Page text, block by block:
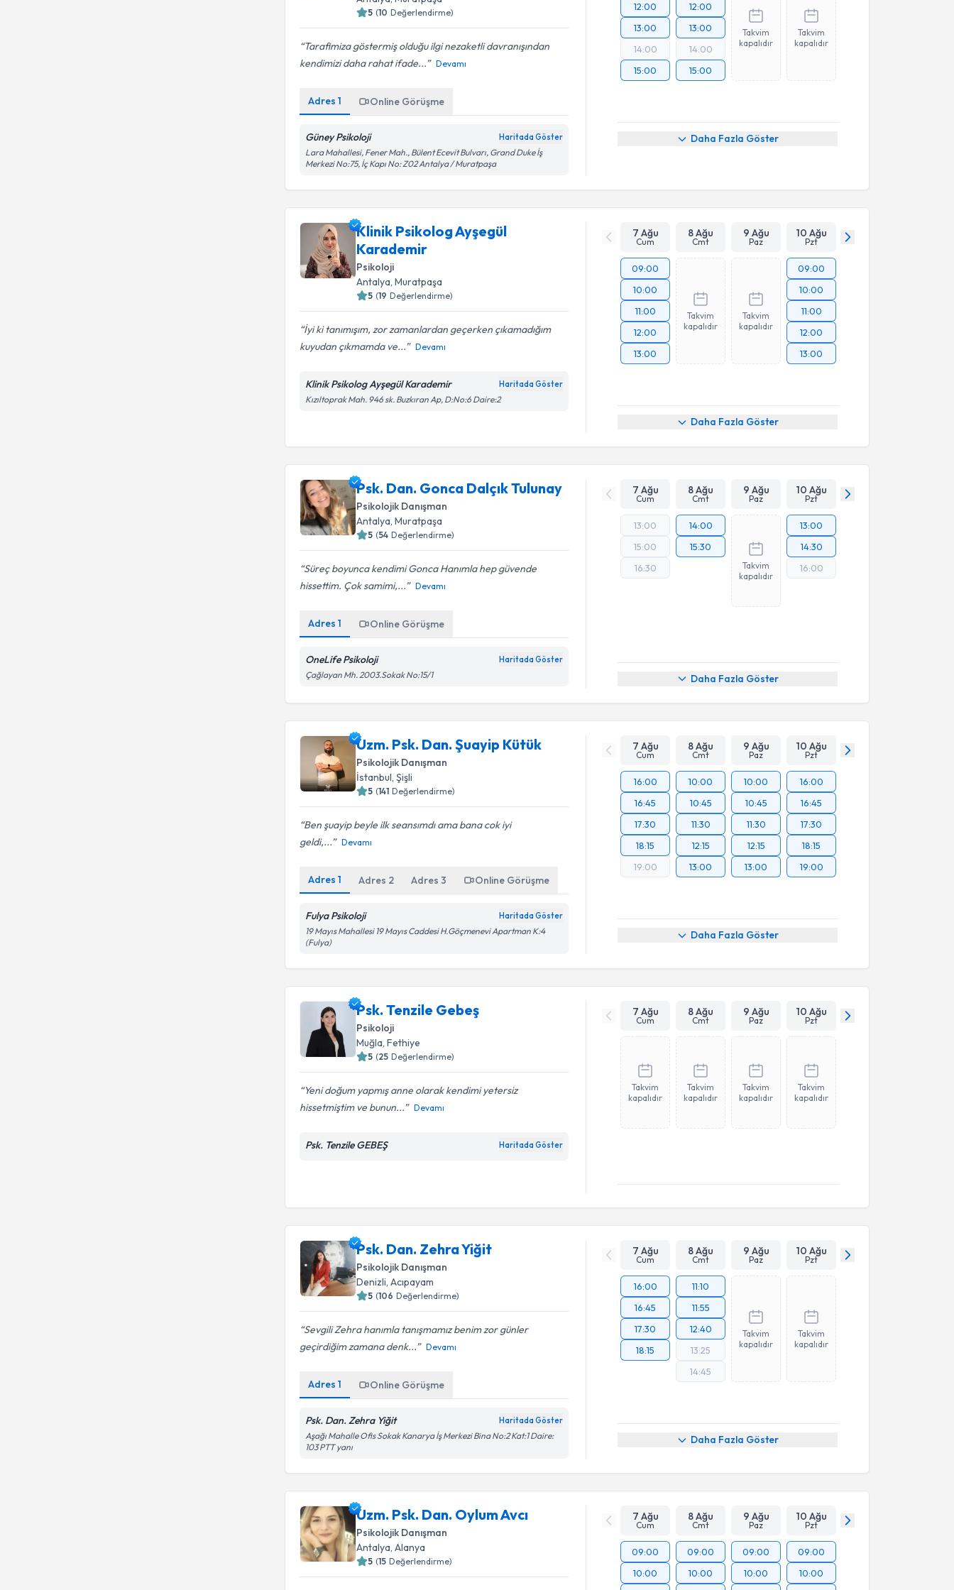
5 (10 Değerlendirme)
Tarafimiza göstermiş olduğu ilgi nezaketli davranışından
kendimizi daha rahat ifade...
Devamı
Adres1 Online Görüşme
Güney Psikoloji Haritada Göster
Lara Mahallesi, Fener Mah., Bülent Ecevit Bulvarı, Grand Duke İş
Merkezi No:75, İç Kapı No: Z02 Antalya / Muratpaşa
12:00
13:00
14:00
15:00
12:00
13:00
14:00
15:00
Takvim
kapalıdır
Takvim
kapalıdır
Daha Fazla Göster
Klinik Psikolog Ayşegül
Karademir
Psikoloji
Antalya, Muratpaşa
5 (19 Değerlendirme)
İyi ki tanımışım, zor zamanlardan geçerken çıkamadığım
kuyudan çıkmamda ve...
Devamı
Klinik Psikolog Ayşegül Karademir Haritada Göster
Kızıltoprak Mah. 946 sk. Buzkıran Ap, D:No:6 Daire:2
7 Ağu
Cum
8 Ağu
Cmt
9 Ağu
Paz
10 Ağu
Pzt
09:00
10:00
11:00
12:00
13:00
Takvim
kapalıdır
Takvim
kapalıdır
09:00
10:00
11:00
12:00
13:00
Daha Fazla Göster
Psk. Dan. Gonca Dalçık Tulunay
Psikolojik Danışman
Antalya , Muratpaşa
5 (54 Değerlendirme)
Süreç boyunca kendimi Gonca Hanımla hep güvende
hissettim. Çok samimi,...
Devamı
Adres1 Online Görüşme
OneLife Psikoloji Haritada Göster
Çağlayan Mh. 2003.Sokak No:15/1
7 Ağu
Cum
8 Ağu
Cmt
9 Ağu
Paz
10 Ağu
Pzt
13:00
15:00
16:30
14:00
15:30
Takvim
kapalıdır
13:00
14:30
16:00
Daha Fazla Göster
Uzm. Psk. Dan. Şuayip Kütük
Psikolojik Danışman
İstanbul, Şişli
5 (141 Değerlendirme)
Ben şuayip beyle ilk seansımdı ama bana cok iyi
geldi,...
Devamı
Adres1 Adres 2 Adres3 Online Görüşme
Fulya Psikoloji Haritada Göster
19 Mayıs Mahallesi 19 Mayıs Caddesi H.Göçmenevi Apartman K:4
(Fulya)
7 Ağu
Cum
8 Ağu
Cmt
9 Ağu
Paz
10 Ağu
Pzt
16:00
16:45
17:30
18:15
19:00
10:00
10:45
11:30
12:15
13:00
10:00
10:45
11:30
12:15
13:00
16:00
16:45
17:30
18:15
19:00
Daha Fazla Göster
Psk. Tenzile Gebeş
Psikoloji
Muğla, Fethiye
5 (25 Değerlendirme)
Yeni doğum yapmış anne olarak kendimi yetersiz
hissetmiştim ve bunun...
Devamı
Psk. Tenzile GEBEŞ Haritada Göster
7 Ağu
Cum
8 Ağu
Cmt
9 Ağu
Paz
10 Ağu
Pzt
Takvim
kapalıdır
Takvim
kapalıdır
Takvim
kapalıdır
Takvim
kapalıdır
Psk. Dan. Zehra Yiğit
Psikolojik Danışman
Denizli, Acıpayam
5 (106 Değerlendirme)
Sevgili Zehra hanımla tanışmamız benim zor günler
geçirdiğim zamana denk...
Devamı
Adres1 Online Görüşme
Psk. Dan. Zehra Yiğit Haritada Göster
Aşağı Mahalle Ofis Sokak Kanarya İş Merkezi Bina No:2 Kat:1 Daire:
103 PTT yanı
7 Ağu
Cum
8 Ağu
Cmt
9 Ağu
Paz
10 Ağu
Pzt
16:00
16:45
17:30
18:15
11:10
11:55
12:40
13:25
14:45
Takvim
kapalıdır
Takvim
kapalıdır
Daha Fazla Göster
Uzm. Psk. Dan. Oylum Avcı
Psikolojik Danışman
Antalya, Alanya
5 (15 Değerlendirme)
7 Ağu
Cum
8 Ağu
Cmt
9 Ağu
Paz
10 Ağu
Pzt
09:00
10:00
09:00
10:00
09:00
10:00
09:00
10:00